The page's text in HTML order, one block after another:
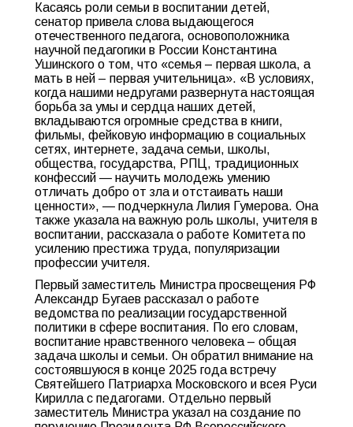
Касаясь роли семьи в воспитании детей,
сенатор привела слова выдающегося
отечественного педагога, основоположника
научной педагогики в России Константина
Ушинского о том, что «семья – первая школа, а
мать в ней – первая учительница». «В условиях,
когда нашими недругами развернута настоящая
борьба за умы и сердца наших детей,
вкладываются огромные средства в книги,
фильмы, фейковую информацию в социальных
сетях, интернете, задача семьи, школы,
общества, государства, РПЦ, традиционных
конфессий — научить молодежь умению
отличать добро от зла и отстаивать наши
ценности», — подчеркнула Лилия Гумерова. Она
также указала на важную роль школы, учителя в
воспитании, рассказала о работе Комитета по
усилению престижа труда, популяризации
профессии учителя.
Первый заместитель Министра просвещения РФ
Александр Бугаев рассказал о работе
ведомства по реализации государственной
политики в сфере воспитания. По его словам,
воспитание нравственного человека – общая
задача школы и семьи. Он обратил внимание на
состоявшуюся в конце 2025 года встречу
Святейшего Патриарха Московского и всея Руси
Кирилла с педагогами. Отдельно первый
заместитель Министра указал на создание по